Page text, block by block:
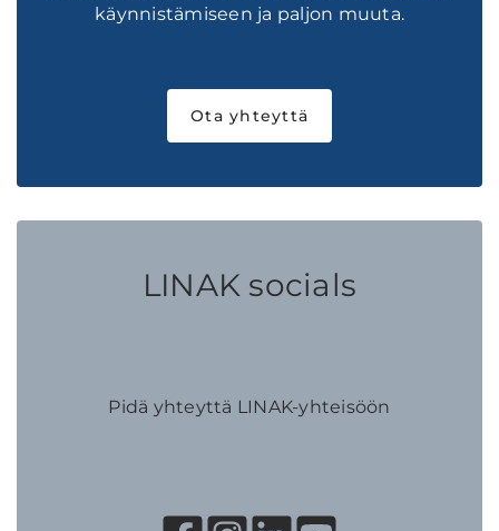
käynnistämiseen ja paljon muuta.
Ota yhteyttä
LINAK socials
Pidä yhteyttä LINAK-yhteisöön